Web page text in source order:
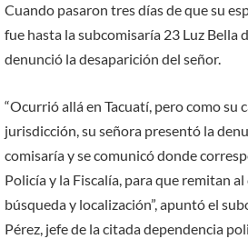
Cuando pasaron tres días de que su
fue hasta la subcomisaría 23 Luz Bella
denunció la desaparición del señor.
“Ocurrió allá en Tacuatí, pero como su
jurisdicción, su señora presentó la
comisaría y se comunicó donde
Policía y la Fiscalía, para que remitan
búsqueda y localización”, apuntó el
Pérez, jefe de la citada dependencia